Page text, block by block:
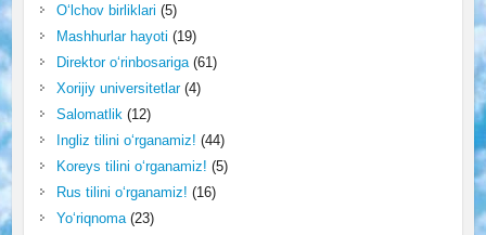
O‘lchov birliklari (5)
Mashhurlar hayoti (19)
Direktor o‘rinbosariga(61)
Xorijiy universitetlar(4)
Salomatlik(12)
Ingliz tilini o‘rganamiz! (44)
Koreys tilini o‘rganamiz! (5)
Rus tilini o‘rganamiz! (16)
Yo‘riqnoma(23)